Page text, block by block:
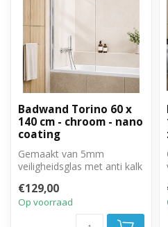
Badwand Torino 60 x
140 cm - chroom - nano
coating
Gemaakt van 5mm
veiligheidsglas met anti kalk
te draai...
€129,00
Op voorraad